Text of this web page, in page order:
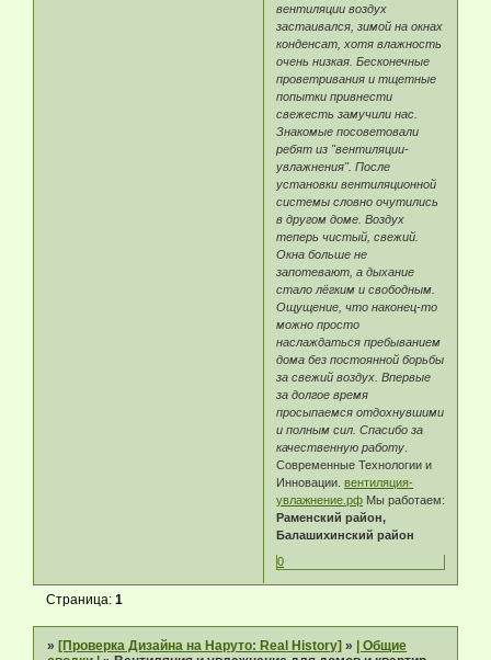
вентиляции воздух
застаивался, зимой на окнах
конденсат, хотя влажность
очень низкая. Бесконечные
проветривания и тщетные
попытки привнести
свежесть замучили нас.
Знакомые посоветовали
ребят из "вентиляции-
увлажнения". После
установки вентиляционной
системы словно очутились
в другом доме. Воздух
теперь чистый, свежий.
Окна больше не
запотевают, а дыхание
стало лёгким и свободным.
Ощущение, что наконец-то
можно просто
наслаждаться пребыванием
дома без постоянной борьбы
за свежий воздух. Впервые
за долгое время
просыпаемся отдохнувшими
и полным сил. Спасибо за
качественную работу
Современные Технологии и
Инновации.вентиляция-
увлажнение.рф Мы работаем:
Раменский район,
Балашихинский район
0
Страница:1
» [Проверка Дизайна на Наруто: Real History] »
| Oбщие